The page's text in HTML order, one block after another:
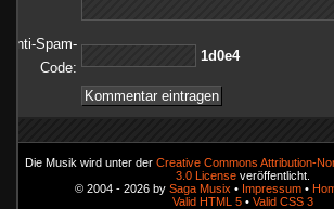
Anti-Spam-
Code:
4e0d1
Die Musik wird unter der Creative Commons Attribution-
3.0 License veröffentlicht.
© 2004 - 2026 by Saga Musix • Impressum•
Valid HTML 5 • Valid CSS 3